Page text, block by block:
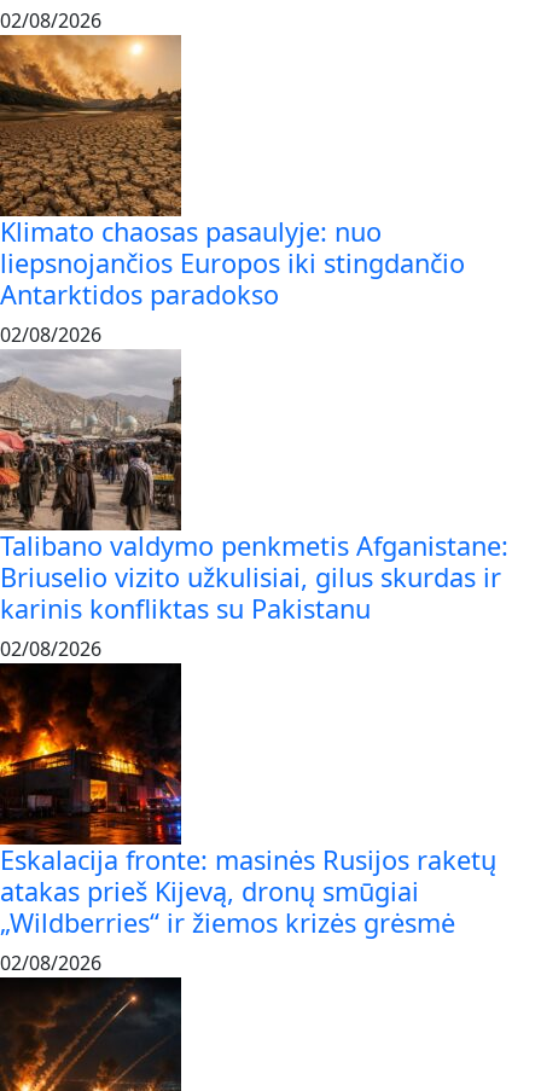
02/08/2026
Klimato chaosas pasaulyje: nuo
liepsnojančios Europos iki stingdančio
Antarktidos paradokso
02/08/2026
Talibano valdymo penkmetis Afganistane:
Briuselio vizito užkulisiai, gilus skurdas ir
karinis konfliktas su Pakistanu
02/08/2026
Eskalacija fronte: masinės Rusijos raketų
atakas prieš Kijevą, dronų smūgiai
„Wildberries“ ir žiemos krizės grėsmė
02/08/2026